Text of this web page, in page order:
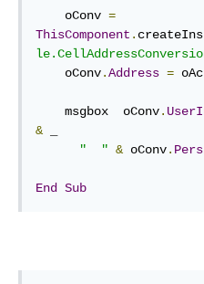
    oConv
=
ThisComponent .
    oConv
.Address =
    msgbox  oConv
.
&
"  " & oConv.
End Sub